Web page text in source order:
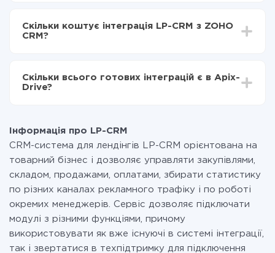
Тепер дані будуть автоматично передаватися з
LP-CRM в ZOHO CRM
становити від 5-ти до 30-хвилин. У середньому
налаштування займає 10-15 хвилин.
Скільки коштує інтеграція LP-CRM з ZOHO
CRM?
Ви оплачуєте лише кількість даних, які за фактом
передаються з однієї вашої системи в іншу через
при необхідності. Детальніше про
Скільки всього готових інтеграцій є в Apix-
Drive?
Інформація про LP-CRM
CRM-система для лендінгів LP-CRM орієнтована на
товарний бізнес і дозволяє управляти закупівлями,
складом, продажами, оплатами, збирати статистику
по різних каналах рекламного трафіку і по роботі
окремих менеджерів. Сервіс дозволяє підключати
модулі з різними функціями, причому
використовувати як вже існуючі в системі інтеграції,
так і звертатися в техпідтримку для підключення